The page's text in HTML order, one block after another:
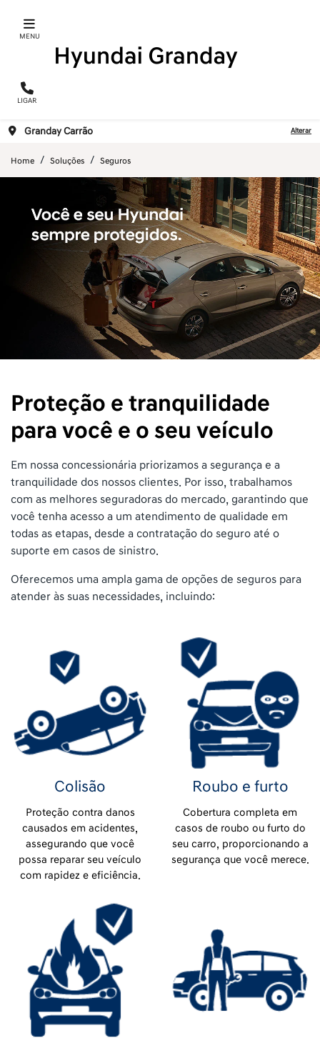
MENU
LIGAR
Granday Carrão Alterar
Home Soluções Seguros
Proteção e tranquilidade
para você e o seu veículo
Em nossa concessionária priorizamos a segurança e a
tranquilidade dos nossos clientes. Por isso, trabalhamos
com as melhores seguradoras do mercado, garantindo que
você tenha acesso a um atendimento de qualidade em
todas as etapas, desde a contratação do seguro até o
suporte em casos de sinistro.
Oferecemos uma ampla gama de opções de seguros para
atender às suas necessidades, incluindo:
Colisão
Proteção contra danos
causados em acidentes,
assegurando que você
possa reparar seu veículo
com rapidez e eficiência.
Roubo e furto
Cobertura completa em
casos de roubo ou furto do
seu carro, proporcionando a
segurança que você merece.